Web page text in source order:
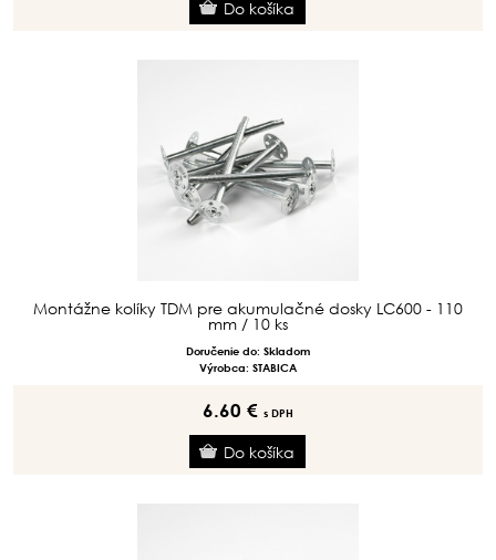
Montážne kolíky TDM pre akumulačné dosky LC600 - 110
mm / 10 ks
Doručenie do: Skladom
Výrobca: STABICA
6.60 € s DPH